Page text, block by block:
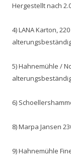
Hergestellt nach
4) LANA Karton,
5) Hahnemühle /
6)
8) Marpa Jansen
9) Hahnemühle